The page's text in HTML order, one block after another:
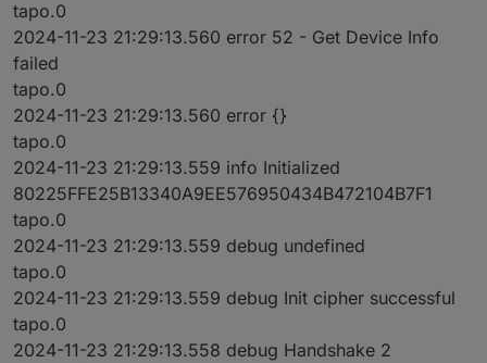
tapo.0
2024-11-23 21:29:13.560 error 52 - Get Device Info
failed
tapo.0
2024-11-23 21:29:13.560 error {}
tapo.0
2024-11-23 21:29:13.559 info Initialized
80225FFE25B13340A9EE576950434B472104B7F1
tapo.0
2024-11-23 21:29:13.559 debug undefined
tapo.0
2024-11-23 21:29:13.559 debug Init cipher successful
tapo.0
2024-11-23 21:29:13.558 debug Handshake 2